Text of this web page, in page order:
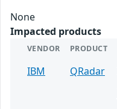
None
Impacted products
VENDOR PRODUCT
IBM QRadar